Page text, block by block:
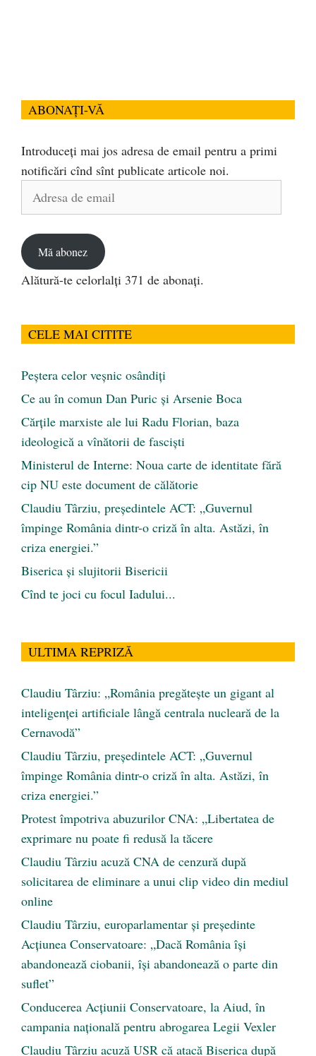
ABONAȚI-VĂ
Introduceți mai jos adresa de email pentru a primi
notificări cînd sînt publicate articole noi.
Adresa
Mă abonez
Alătură-te celorlalți 371 de abonați.
CELE MAI CITITE
Peştera celor veşnic osândiţi
Ce au în comun Dan Puric şi Arsenie Boca
Cărţile marxiste ale lui Radu Florian, baza
ideologică a vînătorii de fascişti
Ministerul de Interne: Noua carte de identitate fără
cip NU este document de călătorie
Claudiu Târziu, președintele ACT: „Guvernul
împinge România dintr-o criză în alta. Astăzi, în
criza energiei.”
Biserica și slujitorii Bisericii
Cînd te joci cu focul Iadului...
ULTIMA REPRIZĂ
Claudiu Târziu: „România pregătește un gigant al
inteligenței artificiale lângă centrala nucleară de la
Cernavodă”
Claudiu Târziu, președintele ACT: „Guvernul
împinge România dintr-o criză în alta. Astăzi, în
criza energiei.”
Protest împotriva abuzurilor CNA: „Libertatea de
exprimare nu poate fi redusă la tăcere
Claudiu Târziu acuză CNA de cenzură după
solicitarea de eliminare a unui clip video din mediul
online
Claudiu Târziu, europarlamentar și președinte
Acțiunea Conservatoare: „Dacă România își
abandonează ciobanii, își abandonează o parte din
suflet”
Conducerea Acțiunii Conservatoare, la Aiud, în
campania națională pentru abrogarea Legii Vexler
Claudiu Târziu acuză USR că atacă Biserica după